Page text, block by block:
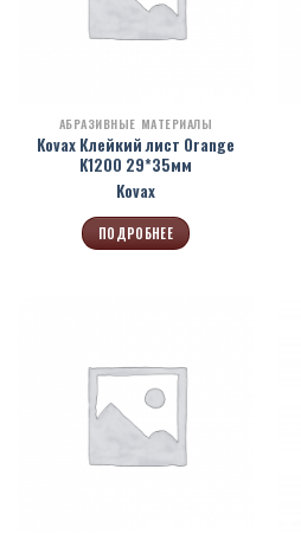
АБРАЗИВНЫЕ МАТЕРИАЛЫ
Kovax Клейкий лист Orange
K1200 29*35мм
Kovax
ПОДРОБНЕЕ